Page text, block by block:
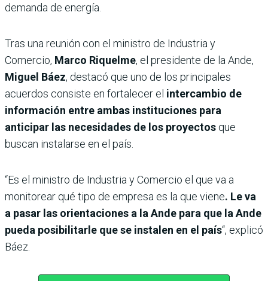
demanda de energía.
Tras una reunión con el ministro de Industria y
Comercio, Marco Riquelme, el presidente de la Ande,
Miguel Báez, destacó que uno de los principales
acuerdos consiste en fortalecer el intercambio de
información entre ambas instituciones para
anticipar las necesidades de los proyectos que
buscan instalarse en el país.
“Es el ministro de Industria y Comercio el que va a
monitorear qué tipo de empresa es la que viene. Le va
a pasar las orientaciones a la Ande para que la Ande
pueda posibilitarle que se instalen en el país“, explicó
Báez.